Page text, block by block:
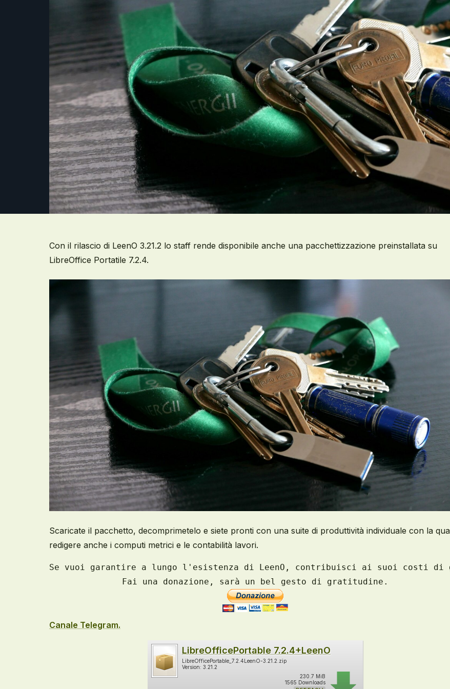
Con il rilascio di LeenO 3.21.2 lo staff rende disponibile anche una pacchettizzazione preinstallata su
LibreOffice Portatile 7.2.4.
Scaricate il pacchetto, decomprimetelo e siete pronti con una suite di produttività individuale con la
redigere anche i computi metrici e le contabilità lavori.
Se vuoi garantire a lungo l'esistenza di LeenO, contribuisci ai suoi costi di
Fai una donazione, sarà un bel gesto di gratitudine.
Canale Telegram.
LibreOfficePortable 7.2.4+LeenO
LibreOfficePortable_7.2.4LeenO-3.21.2.zip
Version: 3.21.2
230.7 MiB
1565 Downloads